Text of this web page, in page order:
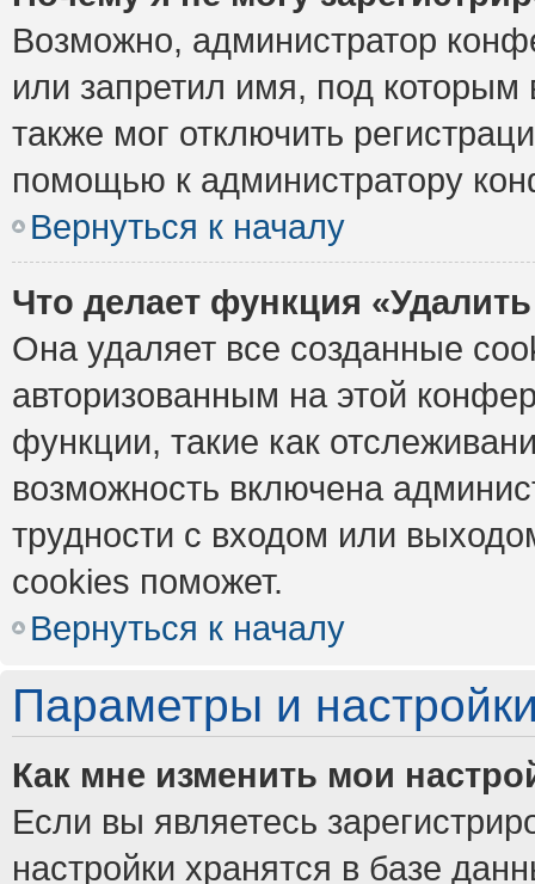
Возможно, администратор
или запретил имя, под которым
также мог отключить
помощью к администратору
Вернуться к началу
Что делает функция
Она удаляет все созданные
авторизованным на этой
функции, такие как
возможность включена
трудности с входом или
cookies поможет.
Вернуться к началу
Параметры и
Как мне изменить мои
Если вы являетесь
настройки хранятся в базе